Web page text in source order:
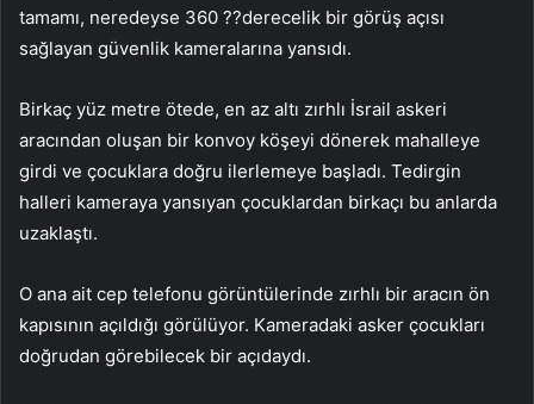
tamamı, neredeyse 360 ??derecelik bir görüş açısı
sağlayan güvenlik kameralarına yansıdı.
Birkaç yüz metre ötede, en az altı zırhlı İsrail askeri
aracından oluşan bir konvoy köşeyi dönerek mahalleye
girdi ve çocuklara doğru ilerlemeye başladı. Tedirgin
halleri kameraya yansıyan çocuklardan birkaçı bu anlarda
uzaklaştı.
O ana ait cep telefonu görüntülerinde zırhlı bir aracın ön
kapısının açıldığı görülüyor. Kameradaki asker çocukları
doğrudan görebilecek bir açıdaydı.